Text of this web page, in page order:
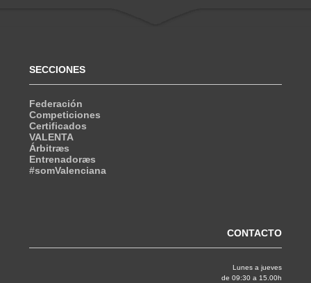
SECCIONES
Federación
Competiciones
Certificados
VALENTA
Árbitræs
Entrenadoræs
#somValenciana
CONTACTO
Lunes a jueves
de 09:30 a 15.00h